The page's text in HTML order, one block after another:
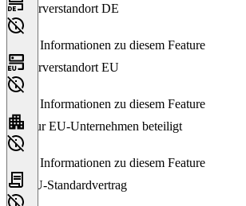
Serverstandort DE
Keine Informationen zu diesem Feature
Serverstandort EU
Keine Informationen zu diesem Feature
Nur EU-Unternehmen beteiligt
Keine Informationen zu diesem Feature
EU-Standardvertrag